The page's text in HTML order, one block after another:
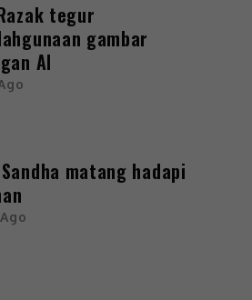
tegur
gambar
AI
matang hadapi